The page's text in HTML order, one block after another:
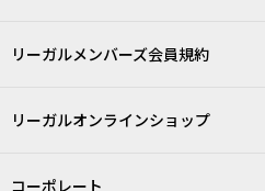
リーガルメンバーズ会員規約
リーガルオンラインショップ
コーポレート